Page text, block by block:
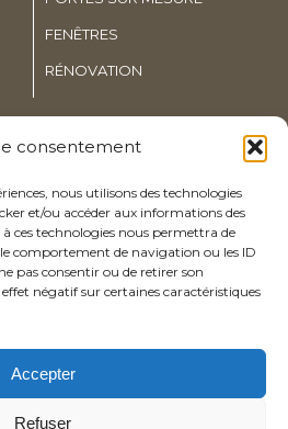
consentement
nous utilisons des technologies
et/ou accéder aux informations des
ces technologies nous permettra de
comportement de navigation ou les ID
pas consentir ou de retirer son
négatif sur certaines caractéristiques
Accepter
Refuser
FENÊTRES
RÉNOVATION